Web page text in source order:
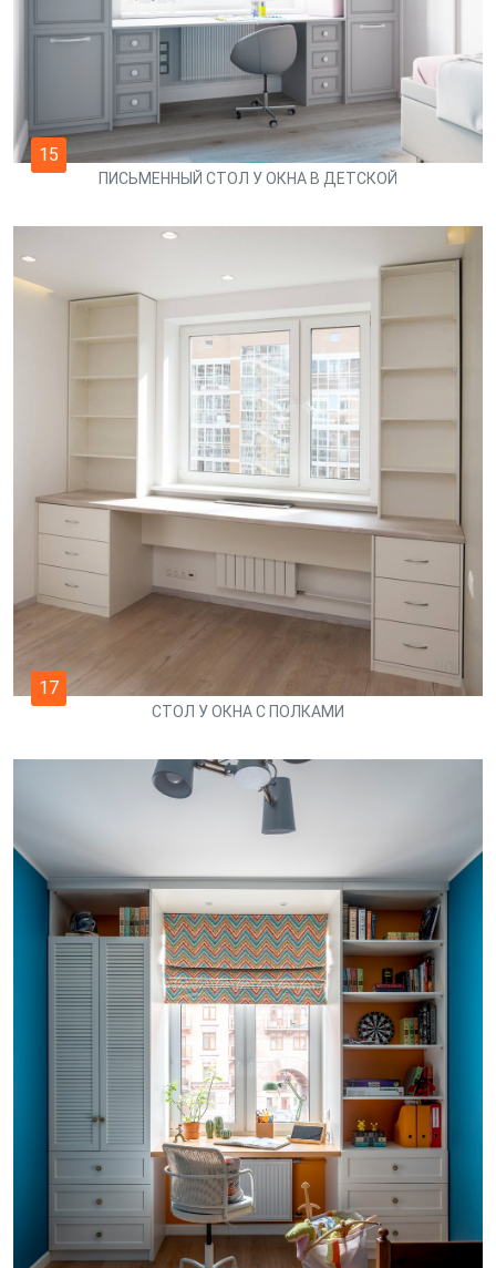
15
ПИСЬМЕННЫЙ СТОЛ У ОКНА В ДЕТСКОЙ
17
СТОЛ У ОКНА С ПОЛКАМИ